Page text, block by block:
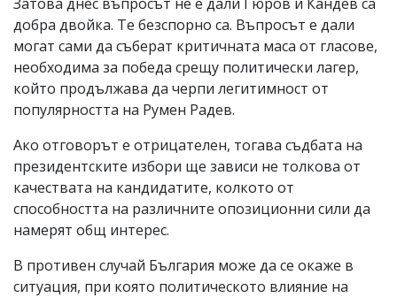
добра двойка. Те безспорно са. Въпросът е дали
могат сами да съберат критичната маса от гласове,
необходима за победа срещу политически лагер,
който продължава да черпи легитимност от
популярността на Румен Радев.
Ако отговорът е отрицателен, тогава съдбата на
президентските избори ще зависи не толкова от
качествата на кандидатите, колкото от
способността на различните опозиционни сили да
намерят общ интерес.
В противен случай България може да се окаже в
ситуация, при която политическото влияние на